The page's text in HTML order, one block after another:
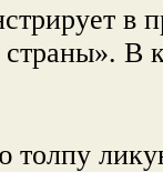
в
В
толпу